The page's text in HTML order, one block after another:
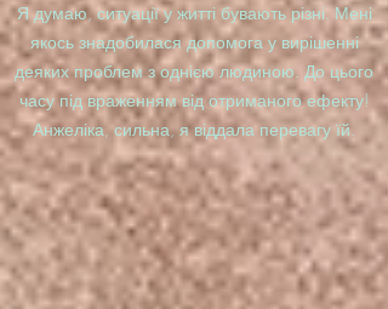
Я думаю, ситуації у житті бувають різні. Мені
якось знадобилася допомога у вирішенні
деяких проблем з однією людиною. До цього
часу під враженням від отриманого ефекту!
Анжеліка, сильна, я віддала перевагу їй.